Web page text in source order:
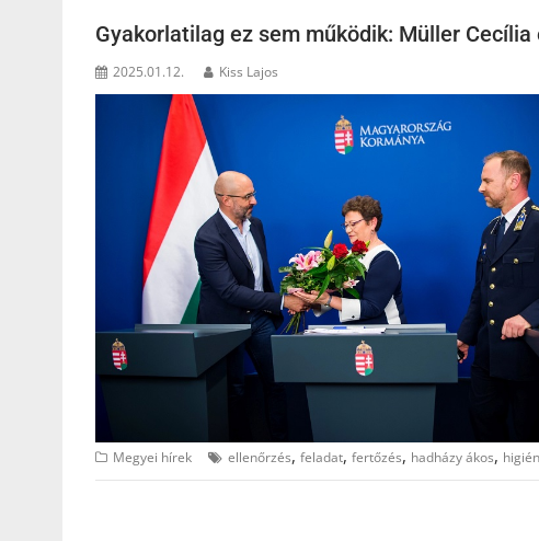
Gyakorlatilag ez sem működik: Müller
2025.01.12. Kiss Lajos
Megyei hírek ellenőrzés, feladat, fertőzés, hadházy ákos,